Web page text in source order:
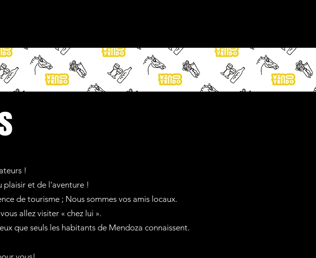
!
plaisir et de l'aventure !
de tourisme ; Nous sommes vos amis locaux.
allez visiter « chez lui ».
que seuls les habitants de Mendoza connaissent.